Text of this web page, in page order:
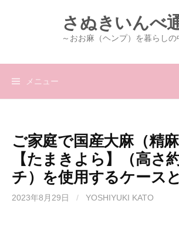
ツ
さぬきいんべ
～おお麻（ヘンプ）を暮らしの
メニュー
ご家庭で国産大麻（精
【たまきよら】（高さ
チ）を使用するケース
2023年8月29日 / YOSHIYUKI KATO